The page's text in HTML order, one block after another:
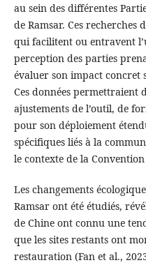
au sein des différentes
de Ramsar. Ces recherches
qui facilitent ou entravent
perception des parties
évaluer son impact concret
Ces données permettraient
ajustements de l’outil, de
pour son déploiement
spécifiques liés à la
le contexte de la Convention
Les changements
Ramsar ont été étudiés,
de Chine ont connu une
que les sites restants ont
restauration (Fan et al.,